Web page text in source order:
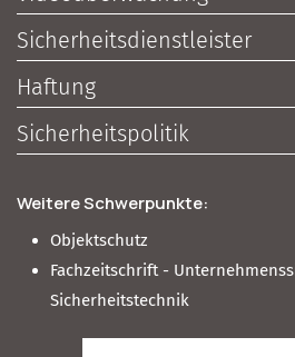
Sicherheitsdienstleister
Haftung
Sicherheitspolitik
Weitere Schwerpunkte:
Objektschutz
Fachzeitschrift -
Sicherheitstechnik